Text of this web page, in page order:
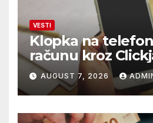
VESTI
Klopka na
računu kroz
AUGUST 7, 2026